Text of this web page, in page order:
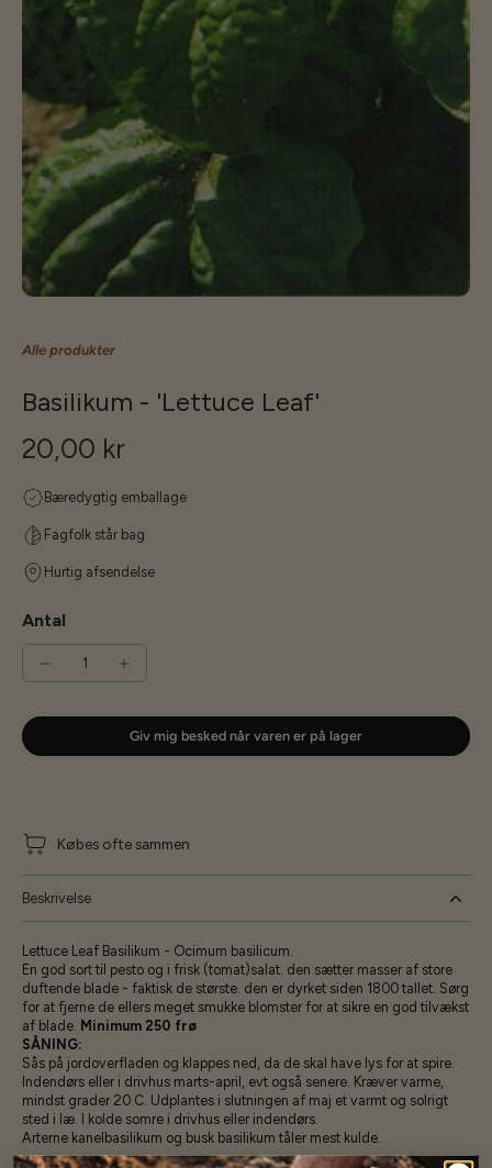
Alle produkter
Basilikum - 'Lettuce Leaf'
20,00 kr
Bæredygtig emballage
Fagfolk står bag
Hurtig afsendelse
Antal
Giv mig besked når varen er på lager
Købes ofte sammen
Beskrivelse
Lettuce Leaf Basilikum - Ocimum basilicum.
En god sort til pesto og i frisk (tomat)salat. den sætter masser af store
duftende blade - faktisk de største. den er dyrket siden 1800 tallet. Sørg
for at fjerne de ellers meget smukke blomster for at sikre en god tilvækst
af blade. Minimum 250 frø
SÅNING:
Sås på jordoverfladen og klappes ned, da de skal have lys for at spire.
Indendørs eller i drivhus marts-april, evt også senere. Kræver varme,
mindst grader 20 C. Udplantes i slutningen af maj et varmt og solrigt
sted i læ. I kolde somre i drivhus eller indendørs.
Arterne kanelbasilikum og busk basilikum tåler mest kulde.